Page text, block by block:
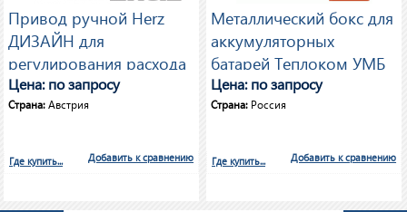
Привод ручной Herz
ДИЗАЙН для
регулирования расхода
теплоносителя через
приборы отопления
Цена: по запросу
Страна: Австрия
Добавить к сравнению
Где купить...
Металлический бокс для
аккумуляторных
батарей Теплоком УМБ
3/120
Цена: по запросу
Страна: Россия
Добавить к сравнению
Где купить...